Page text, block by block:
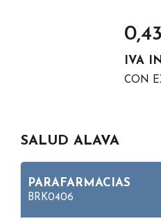
0,43
IVA
CON
SALUD ALAVA
PARAFARMACIAS
BRK0406